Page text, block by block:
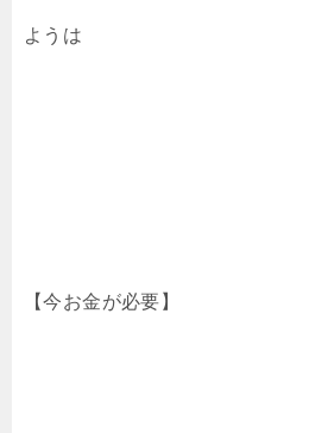
ようは
【今お金が必要】